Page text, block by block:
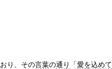
おり、その言葉の通り 「愛を込めて